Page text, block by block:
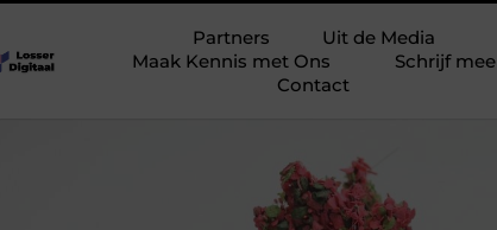
Partners
Uit de Media
Maak Kennis met Ons
Schrijf mee
Contact